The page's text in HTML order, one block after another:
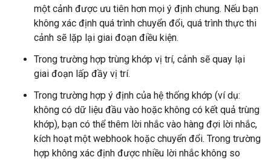
một cảnh được ưu tiên hơn mọi ý định chung. Nếu bạn
không xác định quá trình chuyển đổi, quá trình thực thi
cảnh sẽ lặp lại giai đoạn điều kiện.
Trong trường hợp trùng khớp vị trí, cảnh sẽ quay lại
giai đoạn lấp đầy vị trí.
Trong trường hợp ý định của hệ thống khớp (ví dụ:
không có dữ liệu đầu vào hoặc không có kết quả trùng
khớp), bạn có thể thêm lời nhắc vào hàng đợi lời nhắc,
kích hoạt một webhook hoặc chuyển đổi. Trong trường
hợp không xác định được nhiều lời nhắc không so